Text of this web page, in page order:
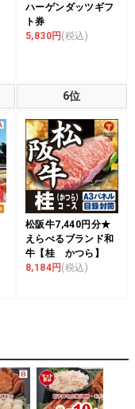
ハーゲンダッツギフ
ト券
5,830円 (税込)
6位
松阪牛7,440円分★
えらべるブランド和
牛【桂 かつら】
8,184円(税込)